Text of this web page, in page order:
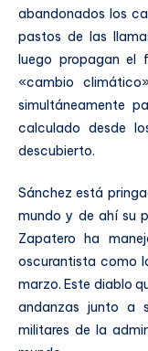
abandonados los
pastos de las
luego propagan el
«cambio
simultáneamente
calculado desde
descubierto.
Sánchez está
mundo y de ahí su
Zapatero ha
oscurantista como
marzo. Este diablo
andanzas junto a
militares de la